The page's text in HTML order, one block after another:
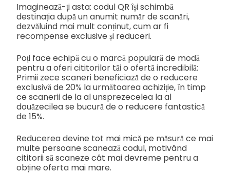
Imaginează-ți asta: codul QR își schimbă
destinația după un anumit număr de scanări,
dezvăluind mai mult conținut, cum ar fi
recompense exclusive și reduceri.
Poți face echipă cu o marcă populară de modă
pentru a oferi cititorilor tăi o ofertă incredibilă:
Primii zece scaneri beneficiază de o reducere
exclusivă de 20% la următoarea achiziție, în timp
ce scanerii de la al unsprezecelea la al
douăzecilea se bucură de o reducere fantastică
de 15%.
Reducerea devine tot mai mică pe măsură ce mai
multe persoane scanează codul, motivând
cititorii să scaneze cât mai devreme pentru a
obține oferta mai mare.